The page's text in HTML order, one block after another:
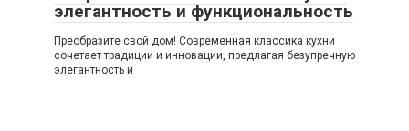
элегантность и функциональность
Преобразите свой дом! Современная классика кухни
сочетает традиции и инновации, предлагая безупречную
элегантность и